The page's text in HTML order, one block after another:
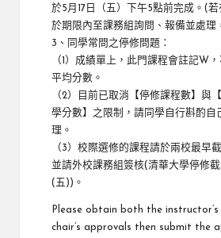
於5月17日（五）下午5點前完成。(
於期限內至課務組詢問、報備並處理
3、同學常問之停修問題：
（1）成績單上，此門課程會註記W
平均分數。
（2）目前已取消【停修課程數】與
學分數】之限制，請同學自行斟酌自
理。
（3）校際選修的課程請於兩校最早
並請外校課務組簽核(清華大學停修
(五))。
Please obtain both the
chair’s approvals then submit the